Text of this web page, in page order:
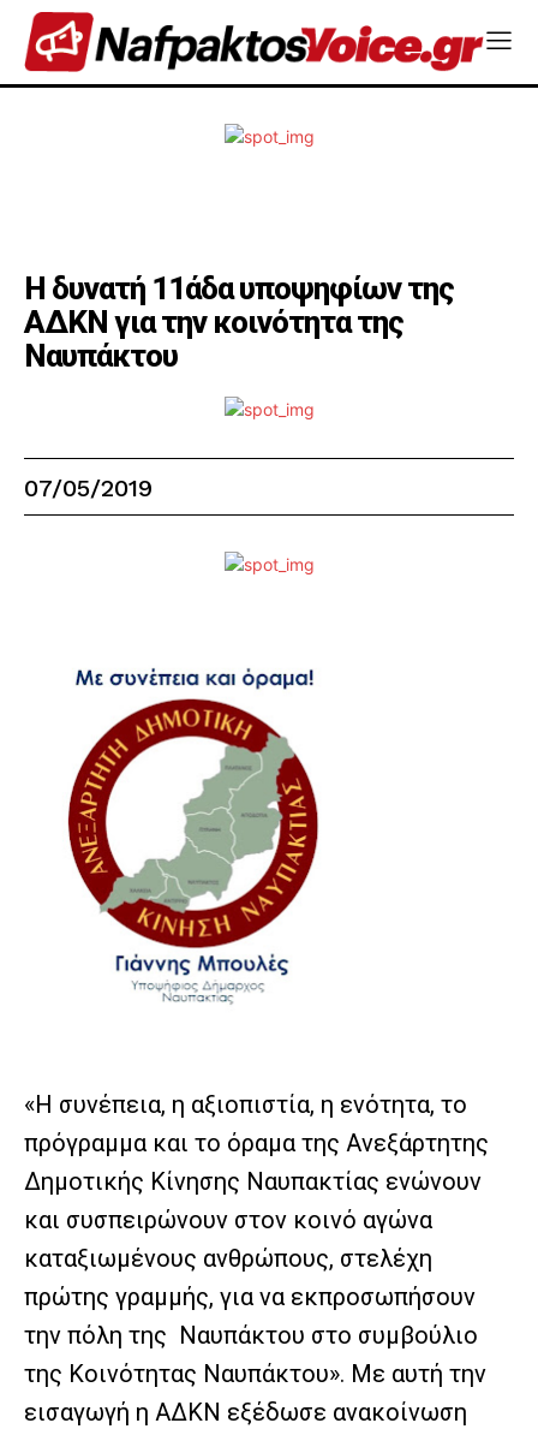
Η δυνατή 11άδα υποψηφίων της
ΑΔΚΝ για την κοινότητα της
Ναυπάκτου
07/05/2019
«Η συνέπεια, η αξιοπιστία, η ενότητα, το
πρόγραμμα και το όραμα της Ανεξάρτητης
Δημοτικής Κίνησης Ναυπακτίας ενώνουν
και συσπειρώνουν στον κοινό αγώνα
καταξιωμένους ανθρώπους, στελέχη
πρώτης γραμμής, για να εκπροσωπήσουν
την πόλη της Ναυπάκτου στο συμβούλιο
της Κοινότητας Ναυπάκτου». Με αυτή την
εισαγωγή η ΑΔΚΝ εξέδωσε ανακοίνωση